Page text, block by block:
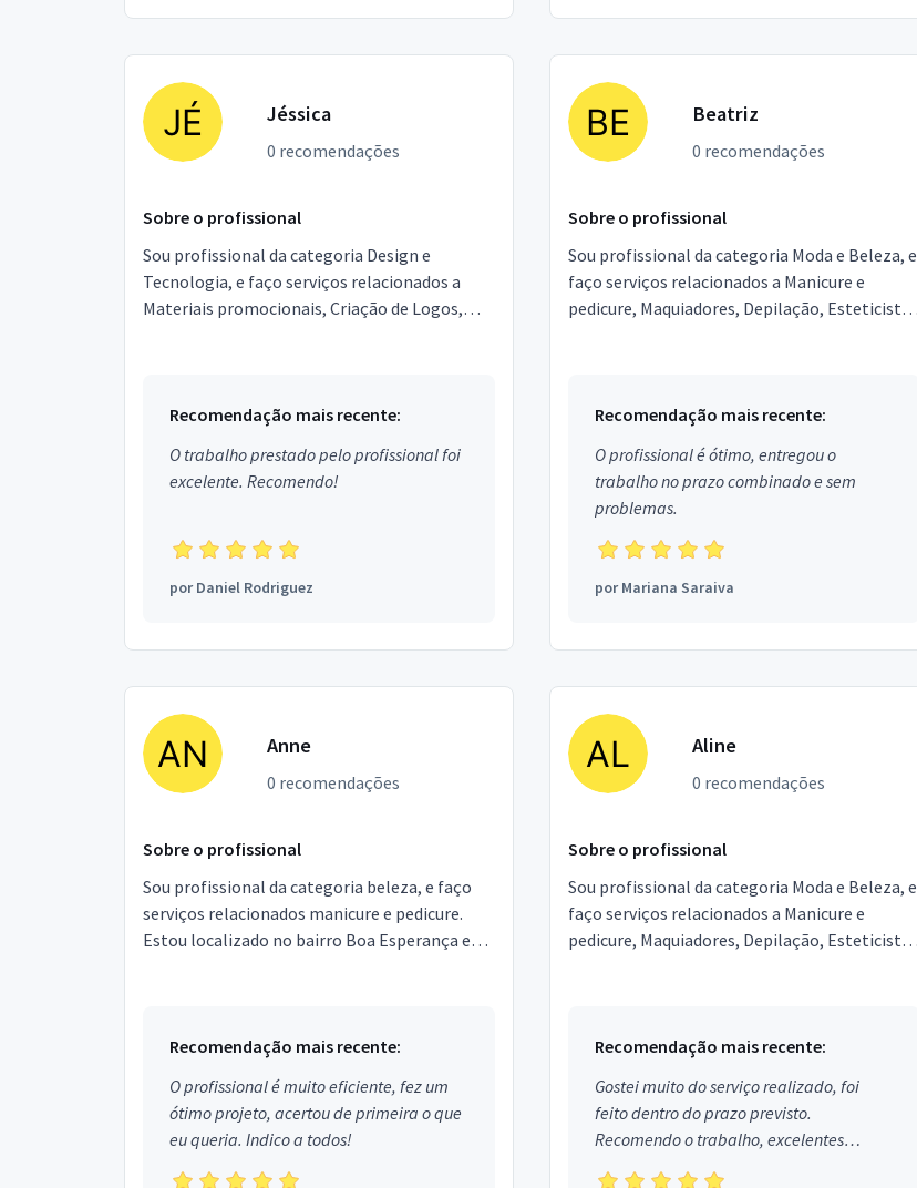
Jéssica
0 recomendações
Sobre o profissional
Sou profissional da categoria Design e
Tecnologia, e faço serviços relacionados a
Materiais promocionais, Criação de Logos,
Recomendação mais recente:
O trabalho prestado pelo profissional foi
excelente. Recomendo!
porDaniel Rodriguez
Beatriz
0 recomendações
Sobre o profissional
Sou profissional da categoria Moda e Beleza, e
faço serviços relacionados a Manicure e
pedicure, Maquiadores, Depilação, Esteticista,
Recomendação mais recente:
O profissional é ótimo, entregou o
trabalho no prazo combinado e sem
problemas.
porMariana Saraiva
Anne
0 recomendações
Sobre o profissional
Sou profissional da categoria beleza, e faço
serviços relacionados manicure e pedicure.
Estou localizado no bairro Boa Esperança em
Recomendação mais recente:
O profissional é muito eficiente, fez um
ótimo projeto, acertou de primeira o que
eu queria. Indico a todos!
Aline
0 recomendações
Sobre o profissional
Sou profissional da categoria Moda e Beleza, e
faço serviços relacionados a Manicure e
pedicure, Maquiadores, Depilação, Esteticista,
Recomendação mais recente:
Gostei muito do serviço realizado, foi
feito dentro do prazo previsto.
Recomendo o trabalho, excelentes
profissionais.